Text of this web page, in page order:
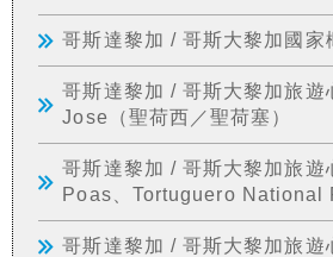
哥斯達黎加 / 哥斯大黎加國家
哥斯達黎加 / 哥斯大黎加旅遊
Jose（聖荷西／聖荷塞）
哥斯達黎加 / 哥斯大黎加旅遊
Poas、Tortuguero National
哥斯達黎加 / 哥斯大黎加旅